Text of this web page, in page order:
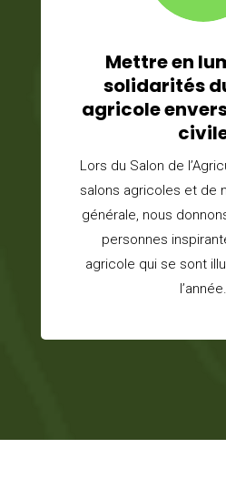
Mettre en
solidarités
agricole
Lors du Salon de
salons agricoles et de
générale, nous
personnes
agricole qui se sont
l’année.